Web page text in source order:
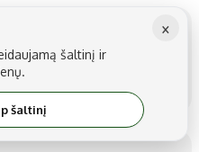
×
šaltinį ir
šaltinį